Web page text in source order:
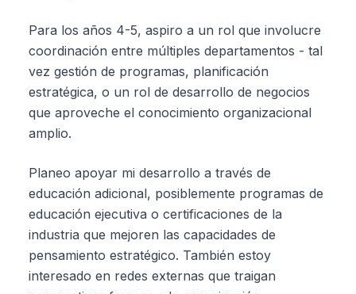
Para los años 4-5, aspiro a un rol que involucre
coordinación entre múltiples departamentos - tal
vez gestión de programas, planificación
estratégica, o un rol de desarrollo de negocios
que aproveche el conocimiento organizacional
amplio.
Planeo apoyar mi desarrollo a través de
educación adicional, posiblemente programas de
educación ejecutiva o certificaciones de la
industria que mejoren las capacidades de
pensamiento estratégico. También estoy
interesado en redes externas que traigan